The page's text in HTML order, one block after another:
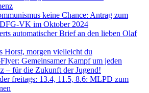
keine Chance: Antrag zum
VK im Oktober 2024
automatischer Brief an den lieben Olaf
Horst, morgen vielleicht du
Gemeinsamer Kampf um jeden
– für die Zukunft der Jugend!
freitags: 13.4, 11.5, 8.6: MLPD zum